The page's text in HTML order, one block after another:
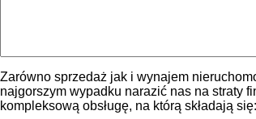
Zarówno sprzedaż jak i wynajem
najgorszym wypadku narazić nas na straty
kompleksową obsługę, na którą składają się: